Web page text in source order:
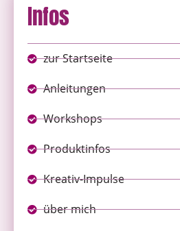
Infos
zur Startseite
Anleitungen
Workshops
Produktinfos
Kreativ-Impulse
über mich